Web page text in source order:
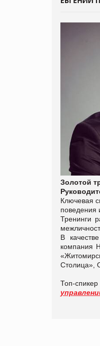
Золотой
Ключевая
поведения
Тренинги
В
компания
Столица»,
Топ-